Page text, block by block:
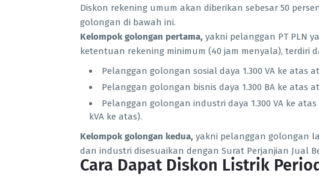
Diskon rekening umum akan diberikan sebesar 50
golongan di bawah ini.
Kelompok golongan pertama, yakni pelanggan PT PLN
ketentuan rekening minimum (40 jam menyala), terdiri
Pelanggan golongan sosial daya 1.300 VA ke atas
Pelanggan golongan bisnis daya 1.300 BA ke atas
Pelanggan golongan industri daya 1.300 VA ke
kVA ke atas).
Kelompok golongan kedua, yakni pelanggan golongan
dan industri disesuaikan dengan Surat Perjanjian Jual
Cara Dapat Diskon Listrik